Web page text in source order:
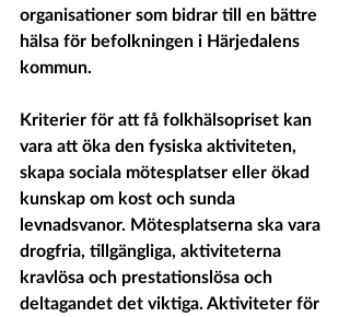
organisationer som bidrar till en bättre
hälsa för befolkningen i Härjedalens
kommun.
Kriterier för att få folkhälsopriset kan
vara att öka den fysiska aktiviteten,
skapa sociala mötesplatser eller ökad
kunskap om kost och sunda
levnadsvanor. Mötesplatserna ska vara
drogfria, tillgängliga, aktiviteterna
kravlösa och prestationslösa och
deltagandet det viktiga. Aktiviteter för